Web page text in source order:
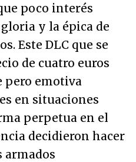
poco interés
y la épica de
Este DLC que se
de cuatro euros
pero emotiva
en situaciones
perpetua en el
decidieron hacer
armados